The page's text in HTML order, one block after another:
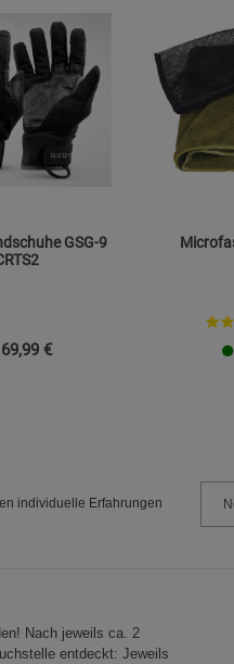
GSG-9
69,99 €
individuelle Erfahrungen
Nach jeweils ca. 2
entdeckt: Jeweils